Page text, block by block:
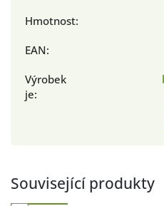
Hmotnost:
EAN:
Výrobek
je:
Související produkty